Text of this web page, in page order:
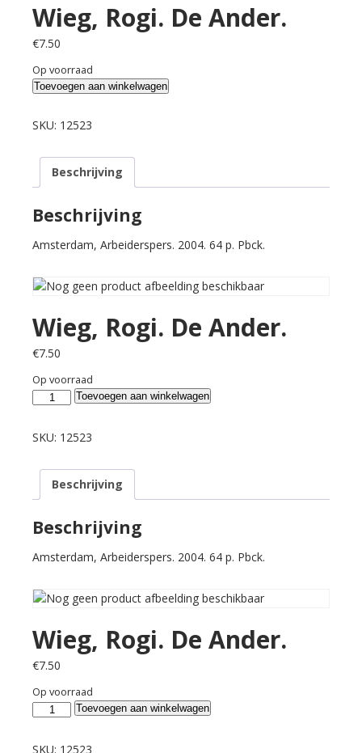
Wieg, Rogi. De Ander.
€7.50
Op voorraad
Wieg,
De
aantal
Toevoegen aan winkelwagen
SKU: 12523
Beschrijving
Beschrijving
Amsterdam, Arbeiderspers. 2004. 64 p. Pbck.
Wieg, Rogi. De Ander.
€7.50
Op voorraad
Wieg,
De
aantal
Toevoegen aan winkelwagen
SKU: 12523
Beschrijving
Beschrijving
Amsterdam, Arbeiderspers. 2004. 64 p. Pbck.
Wieg, Rogi. De Ander.
€7.50
Op voorraad
Wieg,
De
Toevoegen aan winkelwagen
SKU: 12523